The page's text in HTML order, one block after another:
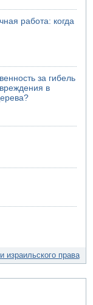
по
Ливана
работа: когда
за гибель
в
израильского права